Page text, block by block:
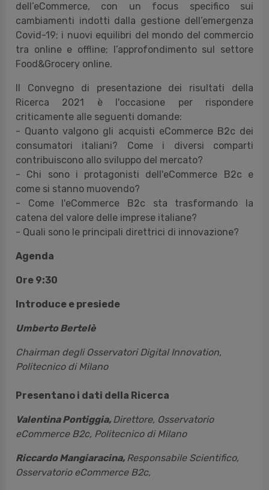
dell’eCommerce, con un focus specifico sui
cambiamenti indotti dalla gestione dell’emergenza
Covid-19; i nuovi equilibri del mondo del commercio
tra online e offline; l’approfondimento sul settore
Food&Grocery online.
Il Convegno di presentazione dei risultati della
Ricerca 2021 è l'occasione per rispondere
criticamente alle seguenti domande:
- Quanto valgono gli acquisti eCommerce B2c dei
consumatori italiani? Come i diversi comparti
contribuiscono allo sviluppo del mercato?
- Chi sono i protagonisti dell'eCommerce B2c e
come si stanno muovendo?
- Come l'eCommerce B2c sta trasformando la
catena del valore delle imprese italiane?
- Quali sono le principali direttrici di innovazione?
Agenda
Ore 9:30
Introduce e presiede
Umberto Bertelè
Chairman degli Osservatori Digital Innovation,
Politecnico di Milano
Presentano i dati della Ricerca
Valentina Pontiggia, Direttore, Osservatorio
eCommerce B2c, Politecnico di Milano
Riccardo Mangiaracina, Responsabile Scientifico,
Osservatorio eCommerce B2c,